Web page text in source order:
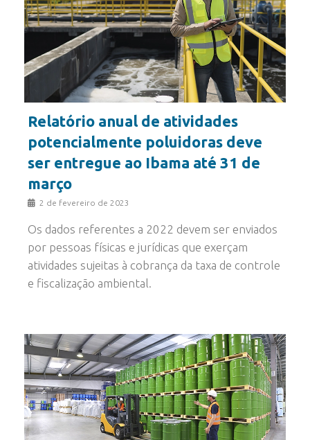
Relatório anual de atividades
potencialmente poluidoras deve
ser entregue ao Ibama até 31 de
março
2 de fevereiro de 2023
Os dados referentes a 2022 devem ser enviados
por pessoas físicas e jurídicas que exerçam
atividades sujeitas à cobrança da taxa de controle
e fiscalização ambiental.